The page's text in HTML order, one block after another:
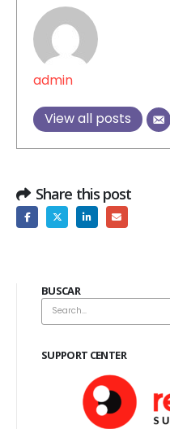
admin
View all posts
Share this post
BUSCAR
SUPPORT CENTER